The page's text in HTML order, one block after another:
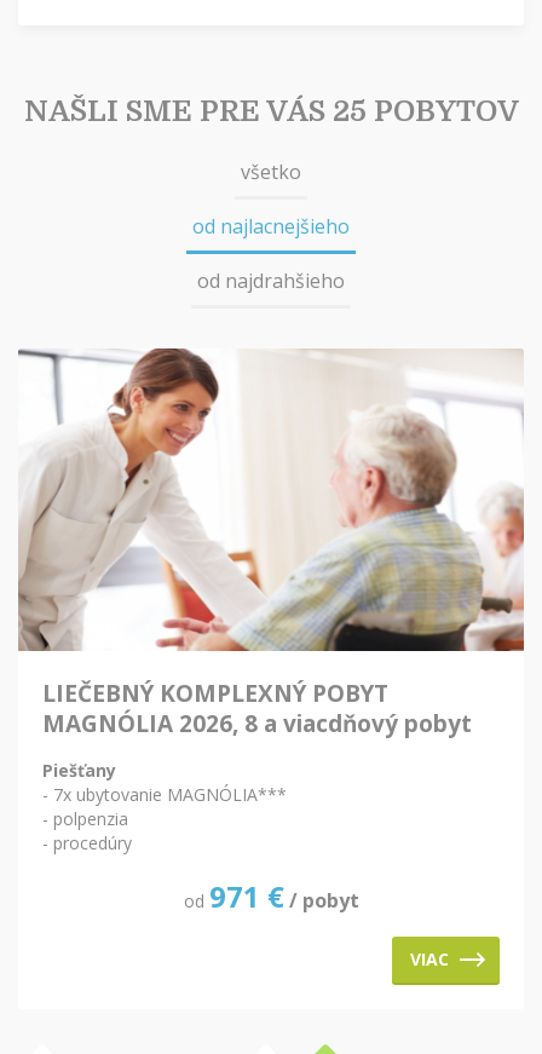
NAŠLI SME PRE VÁS 25 POBYTOV
všetko
od najlacnejšieho
od najdrahšieho
LIEČEBNÝ KOMPLEXNÝ POBYT
MAGNÓLIA 2026, 8 a viacdňový pobyt
Piešťany
- 7x ubytovanie MAGNÓLIA***
- polpenzia
- procedúry
od 971 € / pobyt
VIAC